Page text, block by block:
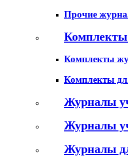
Прочие
Комплекты
Комплекты
Журналы
Журналы
Журналы